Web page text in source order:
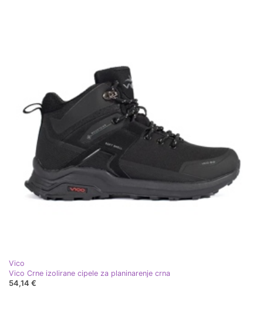
Vico
Vico Crne izolirane cipele za planinarenje crna
54,14 €